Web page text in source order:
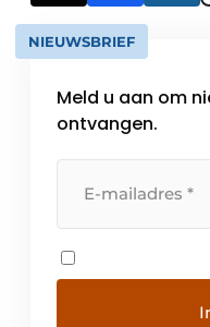
NIEUWSBRIEF
Meld u aan om
ontvangen.